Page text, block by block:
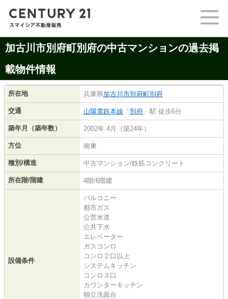
加古川市別府町別府の中古マンションの過去掲
載物件情報
所在地 兵庫県加古川市別府町別府
交通 山陽電鉄本線 「別府 」駅 徒歩6分
築年月（築年数） 2002年 4月（築24年）
方位 南東
種別/構造 中古マンション/鉄筋コンクリート
所在階/階建 4階/6階建
設備条件
バルコニー
都市ガス
公営水道
公共下水
エレベーター
ガスコンロ
コンロ２口以上
システムキッチン
コンロ３口
カウンターキッチン
独立洗面台